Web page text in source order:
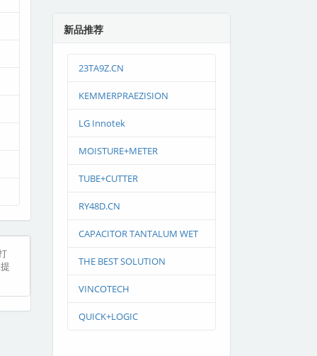
新品推荐
23TA9Z.CN
KEMMERPRAEZISION
LG Innotek
MOISTURE+METER
TUBE+CUTTER
RY48D.CN
CAPACITOR TANTALUM WET
THE BEST SOLUTION
VINCOTECH
QUICK+LOGIC